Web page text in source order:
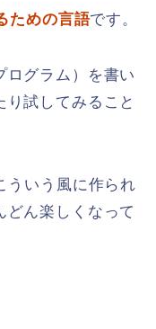
ための言語です。
ログラム）を書い
試してみること
ういう風に作られ
どん楽しくなって